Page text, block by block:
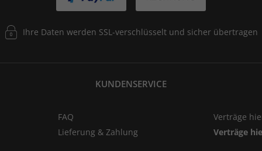
Ihre Daten werden SSL-verschlüsselt und sicher übertragen
KUNDENSERVICE
FAQ
Lieferung & Zahlung
Verträge
Verträge